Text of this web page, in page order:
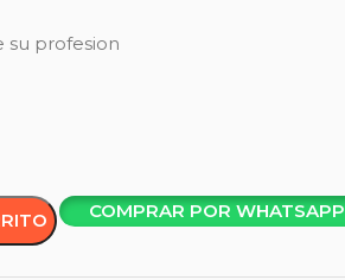
su profesion
COMPRAR POR WHATSAPP